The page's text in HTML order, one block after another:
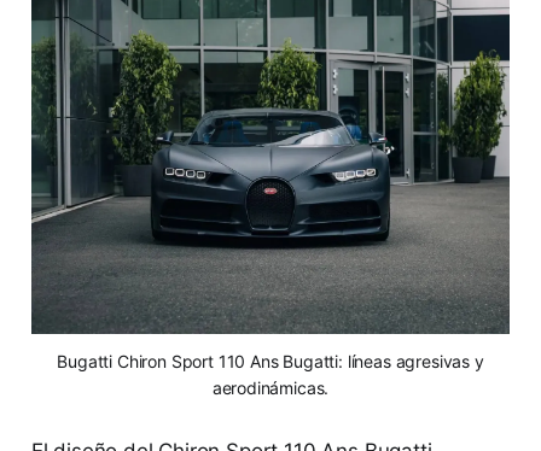
Bugatti Chiron Sport 110 Ans Bugatti: líneas agresivas y
aerodinámicas.